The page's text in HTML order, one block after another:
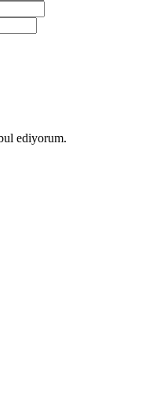
ediyorum.